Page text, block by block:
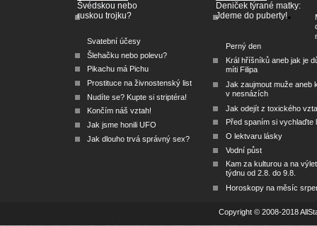
Švédskou nebo
ruskou trojku?
Svatební účesy
Šlehačku nebo polevu?
Pikachu má Pichu
Prostituce na živnostenský list
Nudíte se? Kupte si striptéra!
Končím náš vztah!
Jak jsme honili UFO
Jak dlouho trvá správný sex?
Deniček týrané matky:
Jdeme do puberty!
Perný den
Král hříšníků aneb jak je
míti Filipa
Jak zaujmout muže aneb
v nesnázích
Jak odejít z toxického
Před spaním si vychlaďte
O lektvaru lásky
Vodní půst
Kam za kulturou a na
týdnu od 2.8. do 9.8.
Horoskopy na měsíc
Copyright © 2008-2018